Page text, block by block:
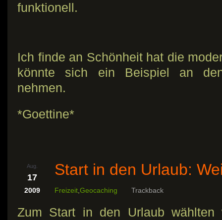
funktionell.
Ich finde an Schönheit hat die
könnte sich ein Beispiel an
nehmen.
*Goettine*
Aug.
17
2009
Start in den Urlaub:
Freizeit,Geocaching Trackback
Zum Start in den Urlaub wählten